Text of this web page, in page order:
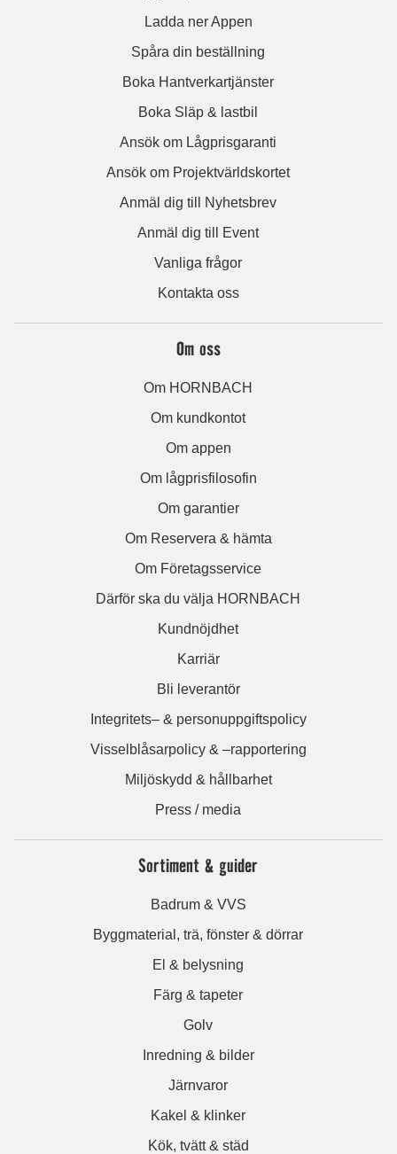
Ladda ner Appen
Spåra din beställning
Boka Hantverkartjänster
Boka Släp & lastbil
Ansök om Lågprisgaranti
Ansök om Projektvärldskortet
Anmäl dig till Nyhetsbrev
Anmäl dig till Event
Vanliga frågor
Kontakta oss
Om oss
Om HORNBACH
Om kundkontot
Om appen
Om lågprisfilosofin
Om garantier
Om Reservera & hämta
Om Företagsservice
Därför ska du välja HORNBACH
Kundnöjdhet
Karriär
Bli leverantör
Integritets– & personuppgiftspolicy
Visselblåsarpolicy & –rapportering
Miljöskydd & hållbarhet
Press / media
Sortiment & guider
Badrum & VVS
Byggmaterial, trä, fönster & dörrar
El & belysning
Färg & tapeter
Golv
Inredning & bilder
Järnvaror
Kakel & klinker
Kök, tvätt & städ